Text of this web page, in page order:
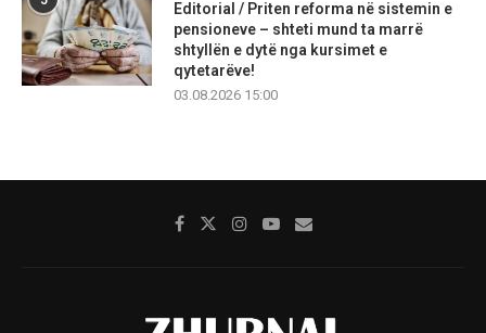
Editorial / Priten reforma në sistemin e
pensioneve – shteti mund ta marrë
shtyllën e dytë nga kursimet e
qytetarëve!
03.08.2026 15:00